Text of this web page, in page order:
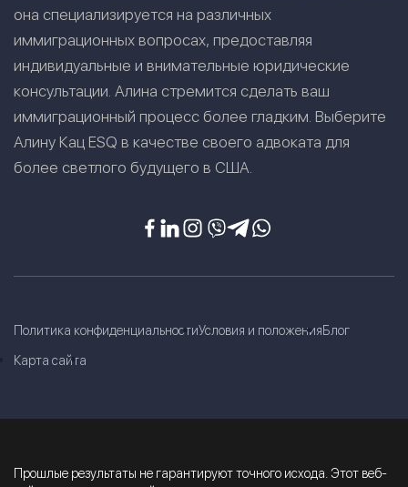
она специализируется на различных
иммиграционных вопросах, предоставляя
индивидуальные и внимательные юридические
консультации. Алина стремится сделать ваш
иммиграционный процесс более гладким. Выберите
Алину Кац ESQ в качестве своего адвоката для
более светлого будущего в США.
Политика конфиденциальностиУсловия и положенияБлог
Карта сайта
Прошлые результаты не гарантируют точного исхода. Этот веб-